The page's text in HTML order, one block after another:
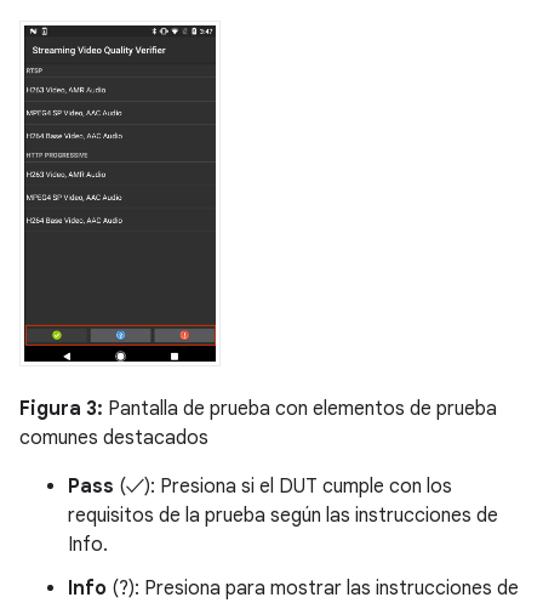
Figura 3: Pantalla de prueba con elementos de prueba
comunes destacados
Pass (✓): Presiona si el DUT cumple con los
requisitos de la prueba según las instrucciones de
Info.
Info (?): Presiona para mostrar las instrucciones de